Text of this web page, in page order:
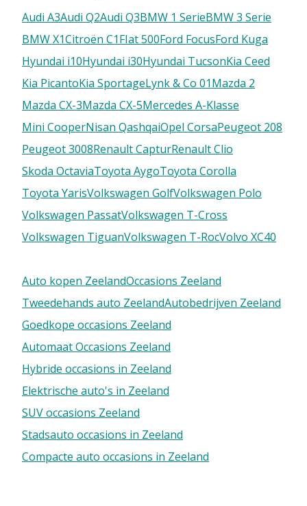
Audi A3Audi Q2Audi Q3BMW 1 SerieBMW 3 Serie
BMW X1Citroën C1FIat 500Ford FocusFord Kuga
Hyundai i10Hyundai i30Hyundai TucsonKia Ceed
Kia PicantoKia SportageLynk & Co 01Mazda 2
Mazda CX-3Mazda CX-5Mercedes A-Klasse
Mini CooperNisan QashqaiOpel CorsaPeugeot 208
Peugeot 3008Renault CapturRenault Clio
Skoda OctaviaToyota AygoToyota Corolla
Toyota YarisVolkswagen GolfVolkswagen Polo
Volkswagen PassatVolkswagen T-Cross
Volkswagen TiguanVolkswagen T-RocVolvo XC40
Auto kopen ZeelandOccasions Zeeland
Tweedehands auto ZeelandAutobedrijven Zeeland
Goedkope occasions Zeeland
Automaat Occasions Zeeland
Hybride occasions in Zeeland
Elektrische auto's in Zeeland
SUV occasions Zeeland
Stadsauto occasions in Zeeland
Compacte auto occasions in Zeeland